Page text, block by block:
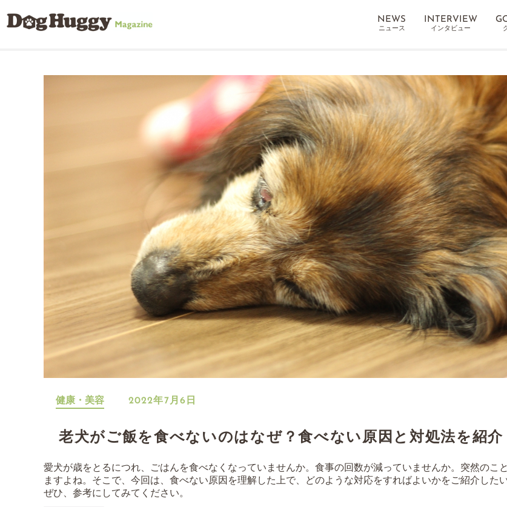
NEWS
ニュース
INTERVIEW
インタビュー
健康・美容 2022年7月6日
老犬がご飯を食べないのはなぜ？食べない原因と対処法を紹介
愛犬が歳をとるにつれ、ごはんを食べなくなっていませんか。食事の回数が減っていませんか。突然のこ
ますよね。そこで、今回は、食べない原因を理解した上で、どのような対応をすればよいかをご紹介した
ぜひ、参考にしてみてください。